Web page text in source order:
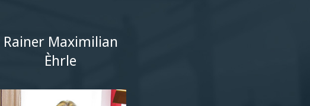
Rainer Maximilian
Èhrle